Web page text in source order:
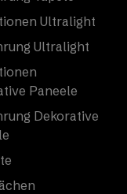
Ultralight
Ultralight
Paneele
Dekorative